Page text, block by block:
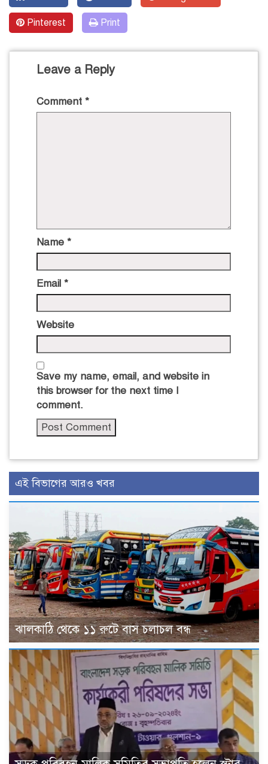
Pinterest Print
Leave a Reply
Comment *
Name *
Email *
Website
Save my name, email, and website in
this browser for the next time I
comment.
এই বিভাগের আরও খবর
ঝালকাঠি থেকে ১১ রুটে বাস চলাচল বন্ধ